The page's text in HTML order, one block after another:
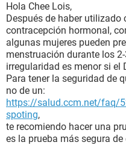
Hola Chee Lois,
Después de haber utilizado
contracepción hormonal,
algunas mujeres pueden
menstruación durante los
irregularidad es menor si el
Para tener la seguridad de
no de un:
https://salud.ccm.net/faq/
spoting,
te recomiendo hacer una
es la prueba más segura de